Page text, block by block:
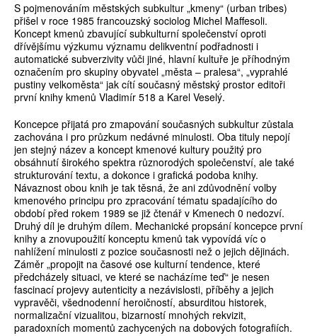
S pojmenováním městských subkultur „kmeny“ (urban tribes)
přišel v roce 1985 francouzský sociolog Michel Maffesoli.
Koncept kmenů zbavující subkulturní společenství oproti
dřívějšímu výzkumu významu delikventní podřadnosti i
automatické subverzivity vůči jiné, hlavní kultuře je příhodným
označením pro skupiny obyvatel „města – pralesa“, „vyprahlé
pustiny velkoměsta“ jak cítí současný městský prostor editoři
první knihy kmenů Vladimír 518 a Karel Veselý.
Koncepce přijatá pro zmapování současných subkultur zůstala
zachována i pro průzkum nedávné minulosti. Oba tituly nepojí
jen stejný název a koncept kmenové kultury použitý pro
obsáhnutí širokého spektra různorodých společenství, ale také
strukturování textu, a dokonce i grafická podoba knihy.
Návaznost obou knih je tak těsná, že ani zdůvodnění volby
kmenového principu pro zpracování tématu spadajícího do
období před rokem 1989 se již čtenář v Kmenech 0 nedozví.
Druhý díl je druhým dílem. Mechanické propsání koncepce první
knihy a znovupoužití konceptu kmenů tak vypovídá víc o
nahlížení minulosti z pozice současnosti než o jejich dějinách.
Záměr „propojit na časové ose kulturní tendence, které
předcházely situaci, ve které se nacházíme teď“ je nesen
fascinací projevy autenticity a nezávislosti, příběhy a jejich
vypravěči, všednodenní heroičností, absurditou historek,
normalizační vizualitou, bizarností mnohých rekvizit,
paradoxních momentů zachycených na dobových fotografiích.